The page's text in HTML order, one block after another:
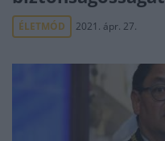
ÉLETMÓD 2021. ápr. 27.